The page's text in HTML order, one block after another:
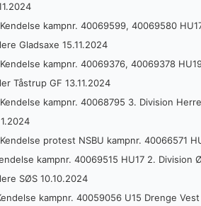
kampnr. 40069599, 40069580
Gladsaxe 15.11.2024
kampnr. 40069376, 40069378
Tåstrup GF 13.11.2024
kampnr. 40068795 3. Division
protest NSBU kampnr. 40066571
kampnr. 40069515 HU17 2. Division
SØS 10.10.2024
kampnr. 40059056 U15 Drenge